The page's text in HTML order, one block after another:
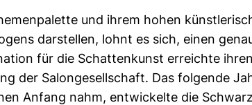
und ihrem hohen
darstellen, lohnt es sich, einen
für die Schattenkunst erreichte
der Salongesellschaft. Das folgende
Anfang nahm, entwickelte die